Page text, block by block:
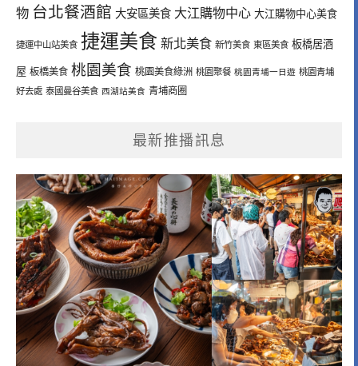
物 台北餐酒館 大安區美食 大江購物中心 大江購物中心美食
捷運中山站美食 捷運美食 新北美食 新竹美食 東區美食 板橋居酒
屋 板橋美食 桃園美食 桃園美食綠洲 桃園聚餐 桃園青埔一日遊 桃園青埔
好去處 泰國曼谷美食 西湖站美食 青埔商圈
最新推播訊息